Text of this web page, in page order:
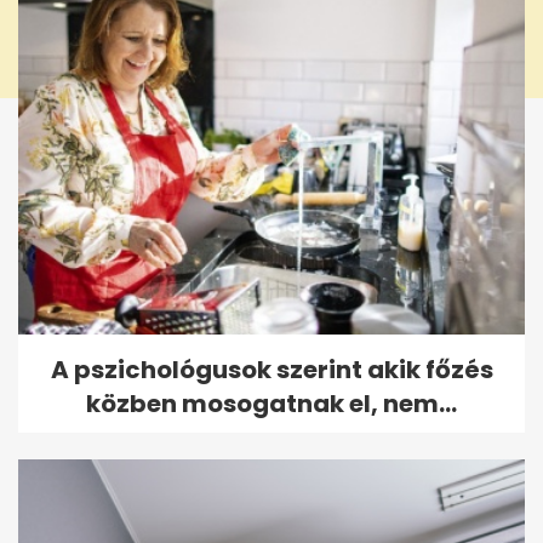
A pszichológusok szerint akik főzés
közben mosogatnak el, nem...